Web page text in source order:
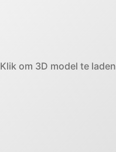
Klik om 3D model te laden